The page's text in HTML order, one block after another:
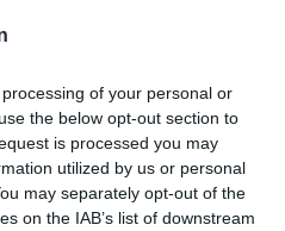
of your personal or
the below opt-out section to
is processed you may
utilized by us or personal
may separately opt-out of the
on the IAB’s list of downstream
25 maj 2007